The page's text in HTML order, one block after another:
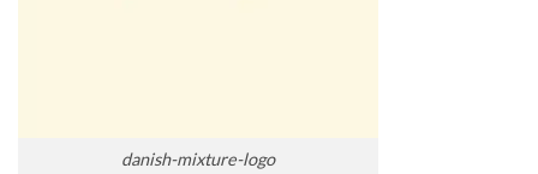
danish-mixture-logo